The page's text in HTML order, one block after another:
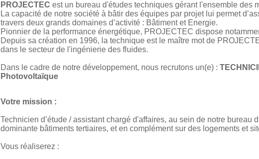
PROJECTEC est un bureau d'études techniques gérant l'ensemble des
La capacité de notre société à bâtir des équipes par projet lui permet
travers deux grands domaines d’activité : Bâtiment et Energie.
Pionnier de la performance énergétique, PROJECTEC dispose
Depuis sa création en 1996, la technique est le maître mot de
dans le secteur de l'ingénierie des fluides.
Dans le cadre de notre développement, nous recrutons un(e) :
Photovoltaïque
Votre mission :
Technicien d’étude / assistant chargé d'affaires, au sein de notre bureau
dominante bâtiments tertiaires, et en complément sur des logements et
Vous réaliserez :